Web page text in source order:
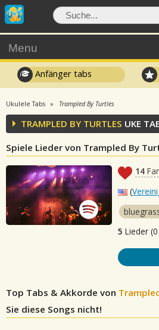
Menu
Anfänger tabs
Ukulele Tabs Trampled By Turtles
TRAMPLED BY TURTLES UKE
Spiele Lieder von Trampled By
14
(
5 Lieder
Top Tabs & Akkorde von
Sie diese Songs nicht!